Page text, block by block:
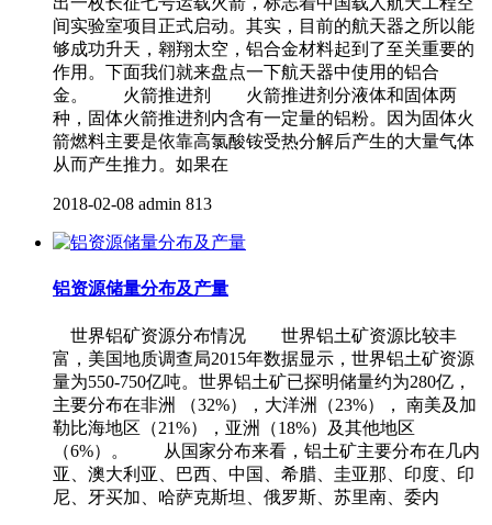
间实验室项目正式启动。其实，目前的航天器之所以能
够成功升天，翱翔太空，铝合金材料起到了至关重要的
作用。下面我们就来盘点一下航天器中使用的铝合
金。 火箭推进剂 火箭推进剂分液体和固体两
种，固体火箭推进剂内含有一定量的铝粉。因为固体火
箭燃料主要是依靠高氯酸铵受热分解后产生的大量气体
从而产生推力。如果在
2018-02-08 admin 813
铝资源储量分布及产量
世界铝矿资源分布情况 世界铝土矿资源比较丰
富，美国地质调查局2015年数据显示，世界铝土矿资源
量为550-750亿吨。世界铝土矿已探明储量约为280亿，
主要分布在非洲 （32%），大洋洲（23%）， 南美及加
勒比海地区（21%），亚洲（18%）及其他地区
（6%）。 从国家分布来看，铝土矿主要分布在几内
亚、澳大利亚、巴西、中国、希腊、圭亚那、印度、印
尼、牙买加、哈萨克斯坦、俄罗斯、苏里南、委内